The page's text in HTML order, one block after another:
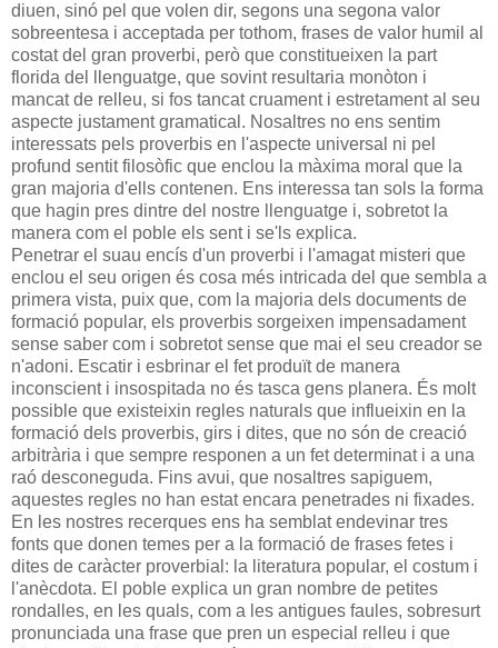
diuen, sinó pel que volen dir, segons una segona valor
sobreentesa i acceptada per tothom, frases de valor humil al
costat del gran proverbi, però que constitueixen la part
florida del llenguatge, que sovint resultaria monòton i
mancat de relleu, si fos tancat cruament i estretament al seu
aspecte justament gramatical. Nosaltres no ens sentim
interessats pels proverbis en l'aspecte universal ni pel
profund sentit filosòfic que enclou la màxima moral que la
gran majoria d'ells contenen. Ens interessa tan sols la forma
que hagin pres dintre del nostre llenguatge i, sobretot la
manera com el poble els sent i se'ls explica.
Penetrar el suau encís d'un proverbi i l'amagat misteri que
enclou el seu origen és cosa més intricada del que sembla a
primera vista, puix que, com la majoria dels documents de
formació popular, els proverbis sorgeixen impensadament
sense saber com i sobretot sense que mai el seu creador se
n'adoni. Escatir i esbrinar el fet produït de manera
inconscient i insospitada no és tasca gens planera. És molt
possible que existeixin regles naturals que influeixin en la
formació dels proverbis, girs i dites, que no són de creació
arbitrària i que sempre responen a un fet determinat i a una
raó desconeguda. Fins avui, que nosaltres sapiguem,
aquestes regles no han estat encara penetrades ni fixades.
En les nostres recerques ens ha semblat endevinar tres
fonts que donen temes per a la formació de frases fetes i
dites de caràcter proverbial: la literatura popular, el costum i
l'anècdota. El poble explica un gran nombre de petites
rondalles, en les quals, com a les antigues faules, sobresurt
pronunciada una frase que pren un especial relleu i que